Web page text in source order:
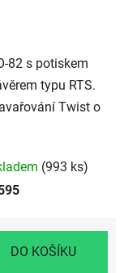
82 s potiskem
typu RTS.
Twist o
(993 ks)
DO KOŠÍKU